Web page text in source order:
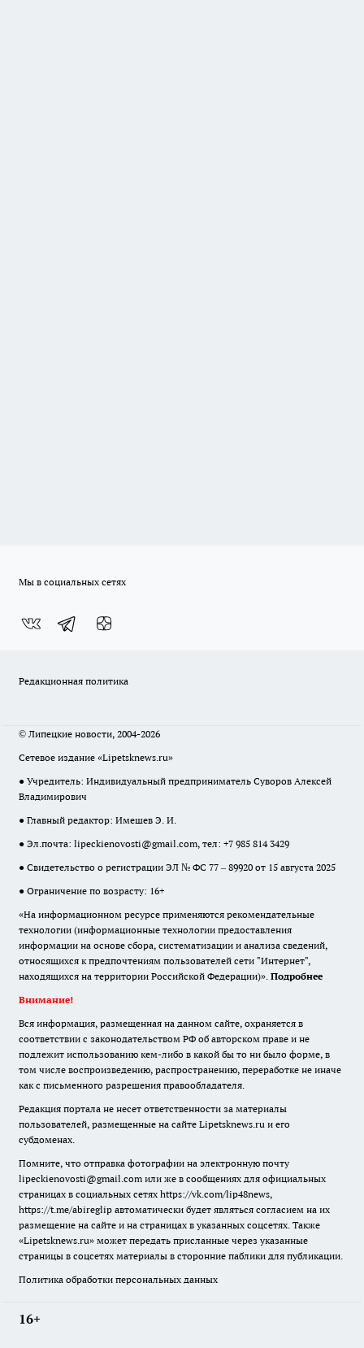
Мы в социальных сетях
Редакционная политика
© Липецкие новости, 2004-2026
Сетевое издание «Lipetsknews.ru»
● Учредитель: Индивидуальный предприниматель Суворов Алексей
Владимирович
● Главный редактор: Имешев Э. И.
● Эл.почта: lipeckienovosti@gmail.com, тел: +7 985 814 3429
● Свидетельство о регистрации ЭЛ № ФС 77 – 89920 от 15 августа 2025
● Ограничение по возрасту: 16+
«На информационном ресурсе применяются рекомендательные
технологии (информационные технологии предоставления
информации на основе сбора, систематизации и анализа сведений,
относящихся к предпочтениям пользователей сети "Интернет",
находящихся на территории Российской Федерации)». Подробнее
Внимание!
Вся информация, размещенная на данном сайте, охраняется в
соответствии с законодательством РФ об авторском праве и не
подлежит использованию кем-либо в какой бы то ни было форме, в
том числе воспроизведению, распространению, переработке не иначе
как с письменного разрешения правообладателя.
Редакция портала не несет ответственности за материалы
пользователей, размещенные на сайте Lipetsknews.ru и его
субдоменах.
Помните, что отправка фотографии на электронную почту
lipeckienovosti@gmail.com или же в сообщениях для официальных
страницах в социальных сетях https://vk.com/lip48news,
https://t.me/abireglip автоматически будет являться согласием на их
размещение на сайте и на страницах в указанных соцсетях. Также
«Lipetsknews.ru» может передать присланные через указанные
страницы в соцсетях материалы в сторонние паблики для публикации.
Политика обработки персональных данных
16+